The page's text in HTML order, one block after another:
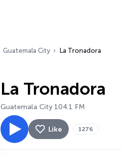
Guatemala City La Tronadora
La Tronadora
Guatemala City 104.1 FM
Like 1276